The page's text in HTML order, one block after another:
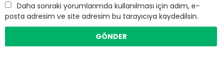
Daha sonraki yorumlarımda kullanılması için adım, e-
posta adresim ve site adresim bu tarayıcıya kaydedilsin.